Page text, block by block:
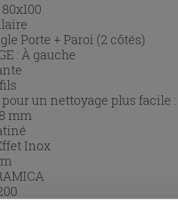
80x100
Porte + Paroi (2 côtés)
:À gauche
un nettoyage plus facile :
8 mm
Inox